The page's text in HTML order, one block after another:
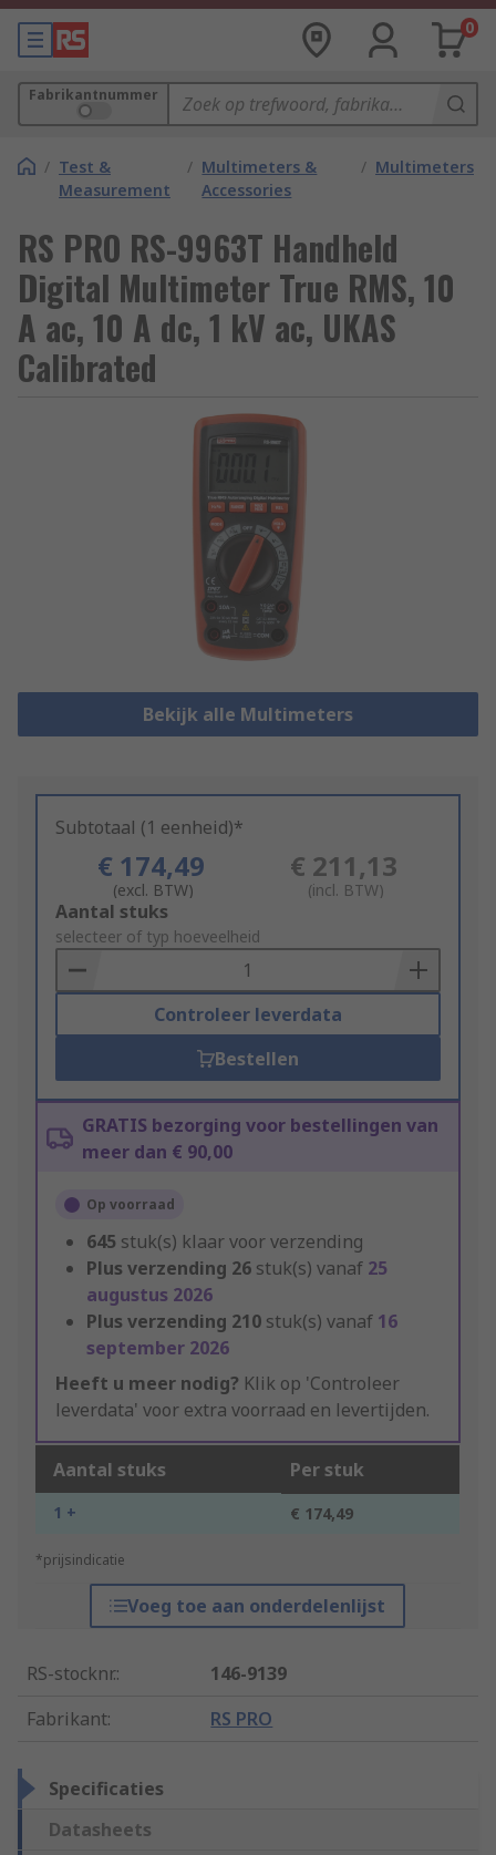
0
Fabrikantnummer
/ Test &
Measurement
/ Multimeters &
Accessories
/ Multimeters
RS PRO RS-9963T Handheld
Digital Multimeter True RMS, 10
A ac, 10 A dc, 1 kV ac, UKAS
Calibrated
Bekijk alle Multimeters
Subtotaal (1 eenheid)*
€ 174,49
(excl. BTW)
€ 211,13
(incl. BTW)
Add
to
Basket
Aantal stuks
selecteer of typ hoeveelheid
Controleer leverdata
Bestellen
GRATIS bezorging voor bestellingen van
meer dan € 90,00
Op voorraad
645 stuk(s) klaar voor verzending
Plus verzending 26 stuk(s) vanaf 25
augustus 2026
Plus verzending 210 stuk(s) vanaf 16
september 2026
Heeft u meer nodig? Klik op 'Controleer
leverdata' voor extra voorraad en levertijden.
Aantal stuks Per stuk
1 + € 174,49
*prijsindicatie
Voeg toe aan onderdelenlijst
RS-stocknr.:
146-9139
Fabrikant: RS PRO
Specificaties
Datasheets